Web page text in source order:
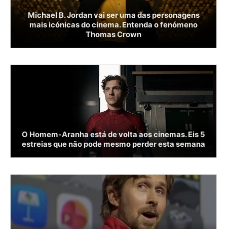
Michael B. Jordan vai ser uma das personagens
mais icónicas do cinema. Entenda o fenómeno
Thomas Crown
O Homem-Aranha está de volta aos cinemas. Eis 5
estreias que não pode mesmo perder esta semana